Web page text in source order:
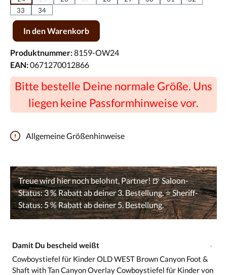
(Diese Option ist zurzeit nicht verfügbar.)
(Diese Option ist zurzeit nicht verfügbar.)
33
34
Produkt Anzahl: Gib den gewünschten Wert ein oder benutze die
In den Warenkorb
Produktnummer:8159-OW24
EAN:0671270012866
Bitte bestelle Deine normale Größe. Uns
liegen keine Passformhinweise vor.
Allgemeine Größenhinweise
Damit Du bescheid weißt
Cowboystiefel für Kinder OLD WEST Brown Canyon Foot &
Shaft with Tan Canyon Overlay Cowboystiefel für Kinder von